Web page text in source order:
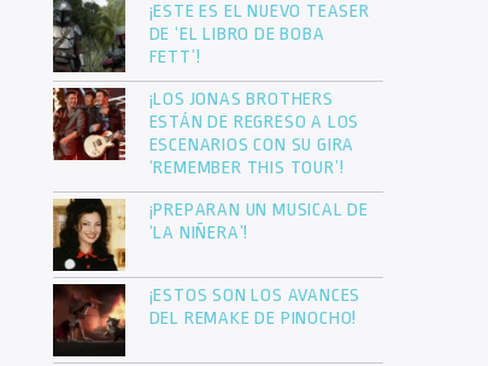
¡ESTE ES EL NUEVO TEASER
DE ‘EL LIBRO DE BOBA
FETT’!
¡LOS JONAS BROTHERS
ESTÁN DE REGRESO A LOS
ESCENARIOS CON SU GIRA
‘REMEMBER THIS TOUR’!
¡PREPARAN UN MUSICAL DE
‘LA NIÑERA’!
¡ESTOS SON LOS AVANCES
DEL REMAKE DE PINOCHO!